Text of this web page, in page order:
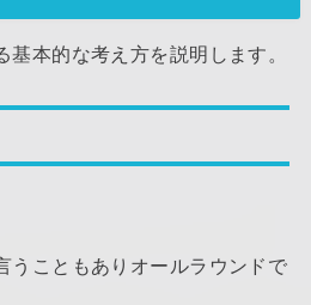
基本的な考え方を説明します。
うこともありオールラウンドで